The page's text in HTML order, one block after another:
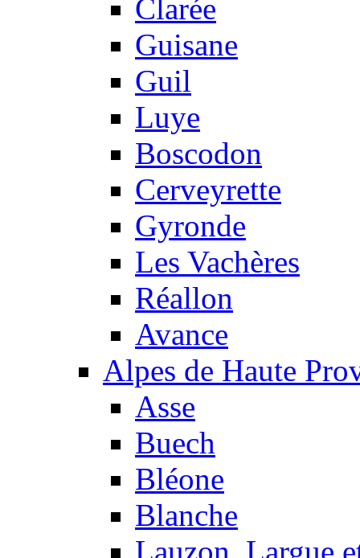
Clarée
Guisane
Guil
Luye
Boscodon
Cerveyrette
Gyronde
Les Vachères
Réallon
Avance
Alpes de Haute
Asse
Buech
Bléone
Blanche